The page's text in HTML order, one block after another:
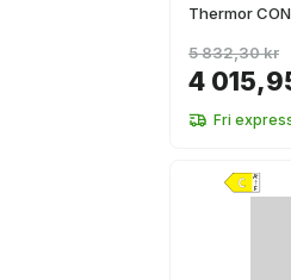
Thermor
4
5 832,30 kr
Fri